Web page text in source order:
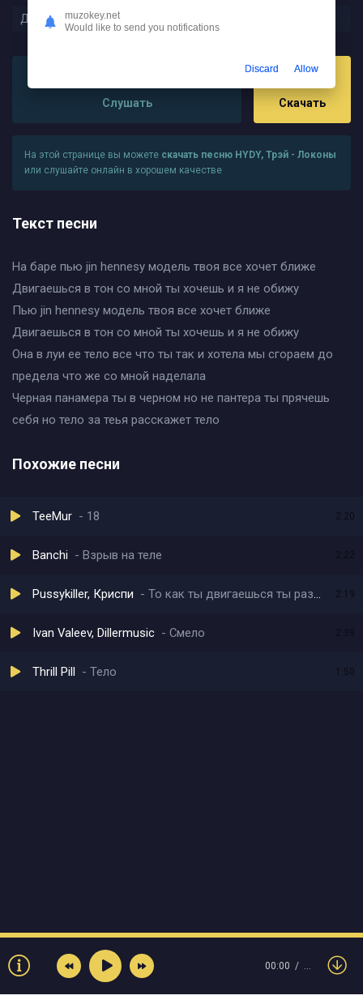
Дата релиза:
Слушать Скачать
На этой странице вы можете скачать песню HYDY, Трэй - Локоны
или слушайте онлайн в хорошем качестве
Текст песни
На баре пью jin hennesy модель твоя все хочет ближе
Двигаешься в тон со мной ты хочешь и я не обижу
Пью jin hennesy модель твоя все хочет ближе
Двигаешься в тон со мной ты хочешь и я не обижу
Она в луи ее тело все что ты так и хотела мы сгораем до
предела что же со мной наделала
Черная панамера ты в черном но не пантера ты прячешь
себя но тело за теья расскажет тело
Похожие песни
TeeMur 18 2:20
Banchi Взрыв на теле
Pussykiller, Криспи То как ты двигаешься ты разожгла во мне пожар 2:19
Ivan Valeev, Dillermusic Смело
Thrill Pill Тело 1:50
00:00 …
muzokey.net
Would like to send you notifications
Discard Allow